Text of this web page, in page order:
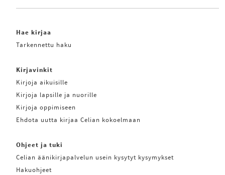
Hae kirjaa
Tarkennettu haku
Kirjavinkit
Kirjoja aikuisille
Kirjoja lapsille ja nuorille
Kirjoja oppimiseen
Ehdota uutta kirjaa Celian kokoelmaan
Ohjeet ja tuki
Celian äänikirjapalvelun usein kysytyt kysymykset
Hakuohjeet